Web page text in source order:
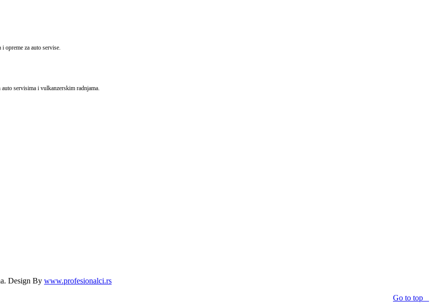
za auto servise.
servisima i vulkanzerskim radnjama.
Design By www.profesionalci.rs
Go to top